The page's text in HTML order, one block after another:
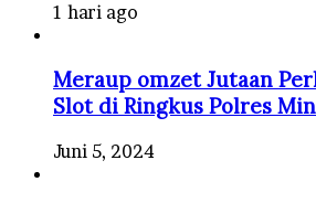
1 hari ago
Meraup omzet Jutaan
Slot di Ringkus Polres
Juni 5, 2024